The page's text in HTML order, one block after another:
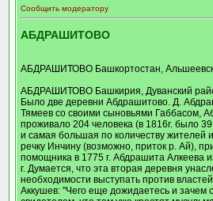
Сообщить модератору
АБДРАШИТОВО
АБДРАШИТОВО Башкортостан,
АБДРАШИТОВО Башкирия, Дуванский
Было две деревни Абдрашитово. Д.
Тямеев со своими сыновьями Габбасом,
проживало 204 человека (в 1816г. было
и самая большая по количеству жителей
речку Инчину (возможно, приток р. Ай),
помощника в 1775 г. Абдрашита Алкеева
г. Думается, что эта вторая деревня
необходимости выступать против
Аккушев: "Чего еще дожидаетесь и зачем